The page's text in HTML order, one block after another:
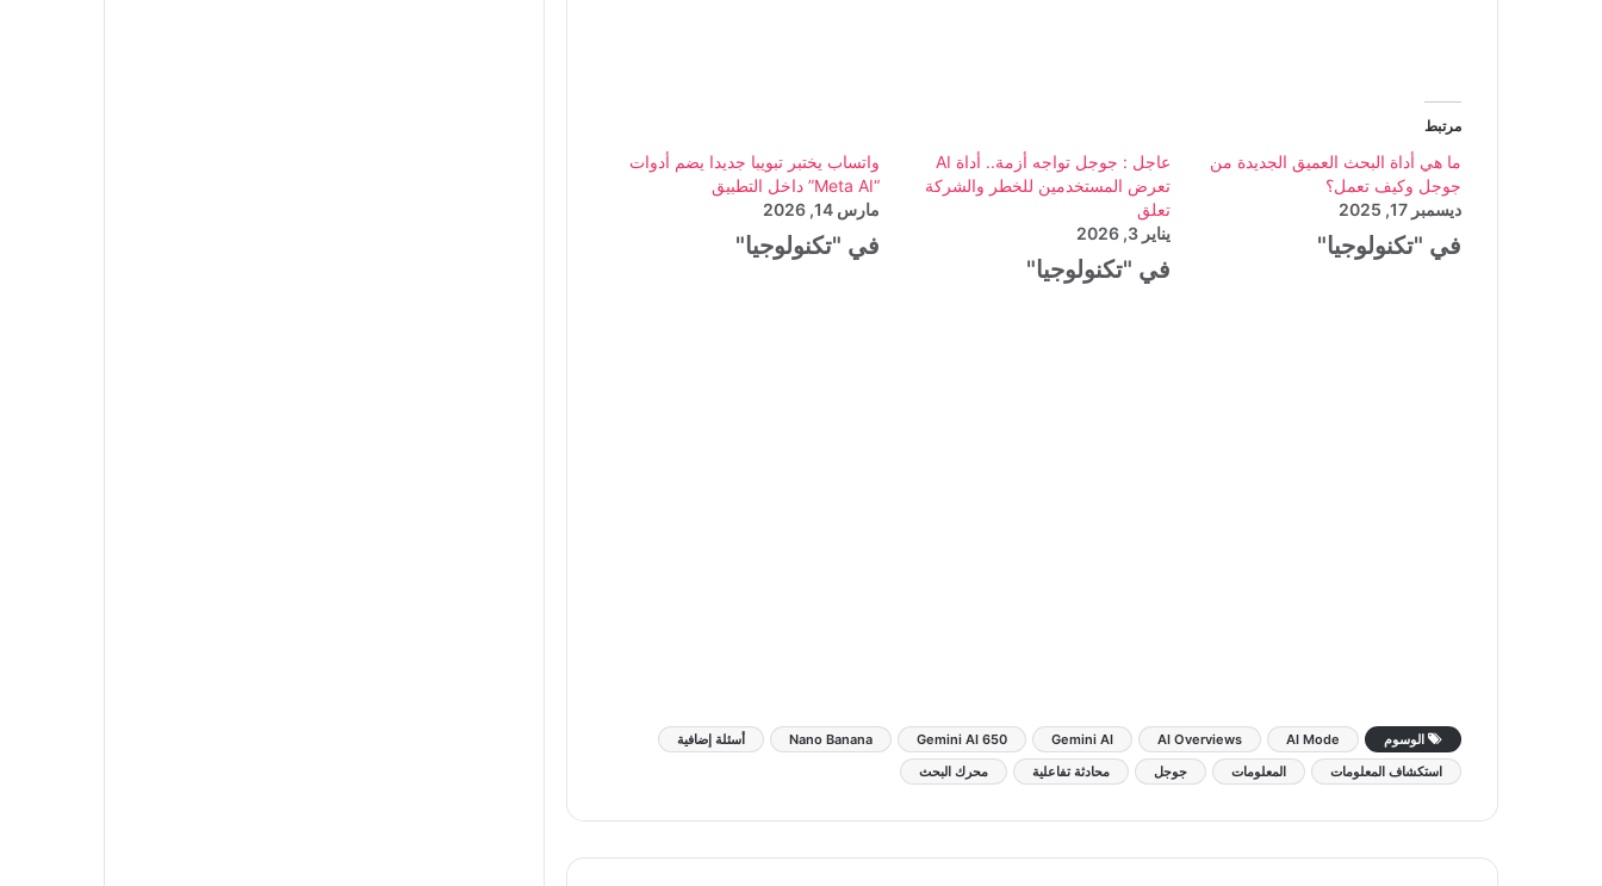
مرتبط
ما هي أداة البحث العميق الجديدة من
جوجل وكيف تعمل؟
ديسمبر 17, 2025
في "تكنولوجيا"
عاجل : جوجل تواجه أزمة.. أداة AI
تعرض المستخدمين للخطر والشركة
تعلق
يناير 3, 2026
في "تكنولوجيا"
واتساب يختبر تبويبا جديدا يضم أدوات
“Meta AI” داخل التطبيق
مارس 14, 2026
في "تكنولوجيا"
الوسوم AI Mode
AI Overviews
Gemini AI
Gemini AI 650
Nano Banana
أسئلة إضافية
استكشاف المعلومات
المعلومات جوجل محادثة تفاعلية محرك البحث